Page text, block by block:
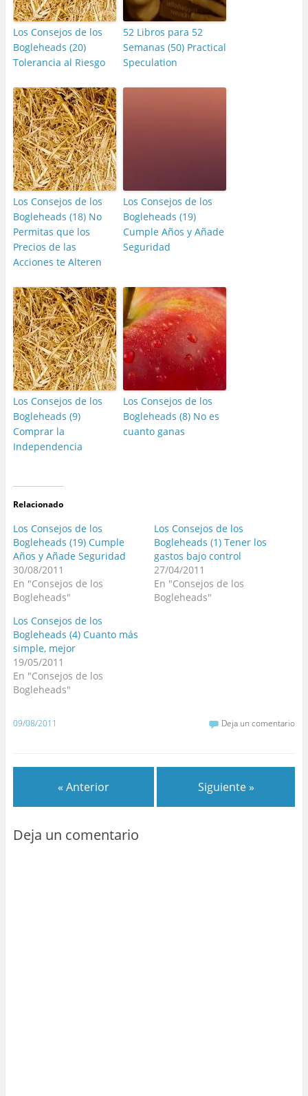
Los Consejos de los
Bogleheads (20)
Tolerancia al Riesgo
52 Libros para 52
Semanas (50) Practical
Speculation
Los Consejos de los
Bogleheads (18) No
Permitas que los
Precios de las
Acciones te Alteren
Los Consejos de los
Bogleheads (19)
Cumple Años y Añade
Seguridad
Los Consejos de los
Bogleheads (9)
Comprar la
Independencia
Los Consejos de los
Bogleheads (8) No es
cuanto ganas
Relacionado
Los Consejos de los
Bogleheads (19) Cumple
Años y Añade Seguridad
30/08/2011
En "Consejos de los
Bogleheads"
Los Consejos de los
Bogleheads (1) Tener los
gastos bajo control
27/04/2011
En "Consejos de los
Bogleheads"
Los Consejos de los
Bogleheads (4) Cuanto más
simple, mejor
19/05/2011
En "Consejos de los
Bogleheads"
09/08/2011 Deja un comentario
« Anterior Siguiente »
Deja un comentario